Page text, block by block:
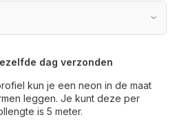
dag verzonden
kun je een neon in de maat
leggen. Je kunt deze per
is 5 meter.